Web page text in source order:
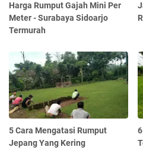
Harga Rumput Gajah Mini Per
Meter - Surabaya Sidoarjo
Termurah
5 Cara Mengatasi Rumput
Jepang Yang Kering